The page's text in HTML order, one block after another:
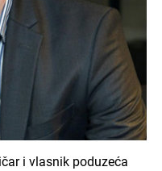
i vlasnik poduzeća